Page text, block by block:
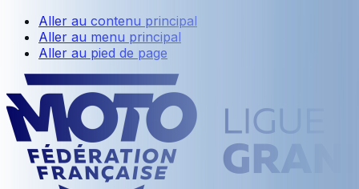
Aller au contenu principal
Aller au menu principal
Aller au pied de page